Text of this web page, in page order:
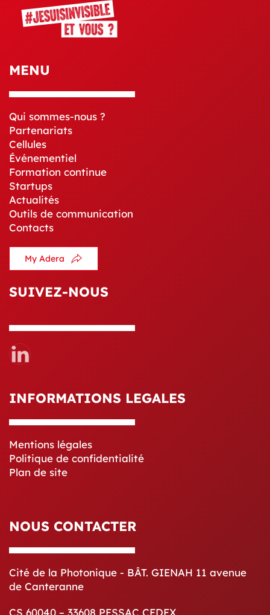
MENU
Qui sommes-nous ?
Partenariats
Cellules
Événementiel
Formation continue
Startups
Actualités
Outils de communication
Contacts
My Adera
SUIVEZ-NOUS
INFORMATIONS LEGALES
Mentions légales
Politique de confidentialité
Plan de site
NOUS CONTACTER
Cité de la Photonique - BÂT. GIENAH 11 avenue
de Canteranne
CS 60040 – 33608 PESSAC CEDEX